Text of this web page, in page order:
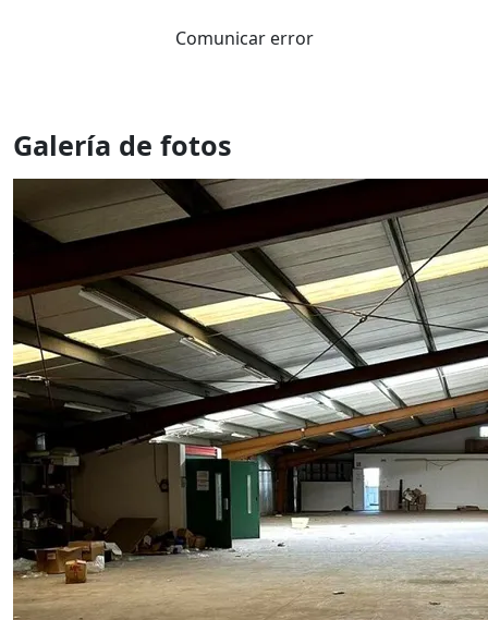
Comunicar error
Galería de fotos